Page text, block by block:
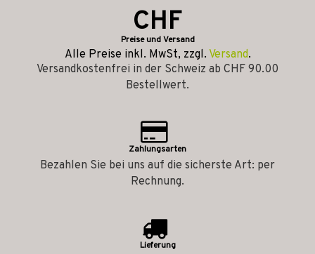
CHF
Preise und Versand
Alle Preise inkl. MwSt, zzgl. Versand.
Versandkostenfrei in der Schweiz ab CHF 90.00
Bestellwert.
Zahlungsarten
Bezahlen Sie bei uns auf die sicherste Art: per
Rechnung.
Lieferung